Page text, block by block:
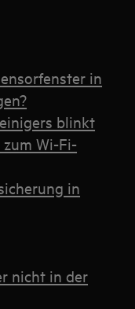
in
blinkt
Wi-Fi-
in
nicht in der